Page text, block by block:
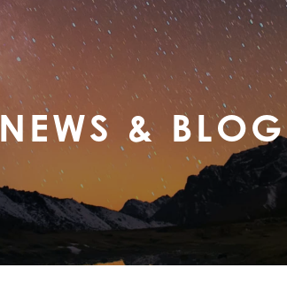
NEWS & BLOG